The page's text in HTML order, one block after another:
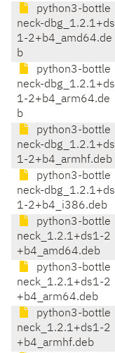
python3-bottle
neck-dbg_1.2.1+ds
1-2+b4_amd64.de
b
python3-bottle
neck-dbg_1.2.1+ds
1-2+b4_arm64.de
b
python3-bottle
neck-dbg_1.2.1+ds
1-2+b4_armhf.deb
python3-bottle
neck-dbg_1.2.1+ds
1-2+b4_i386.deb
python3-bottle
neck_1.2.1+ds1-2
+b4_amd64.deb
python3-bottle
neck_1.2.1+ds1-2
+b4_arm64.deb
python3-bottle
neck_1.2.1+ds1-2
+b4_armhf.deb